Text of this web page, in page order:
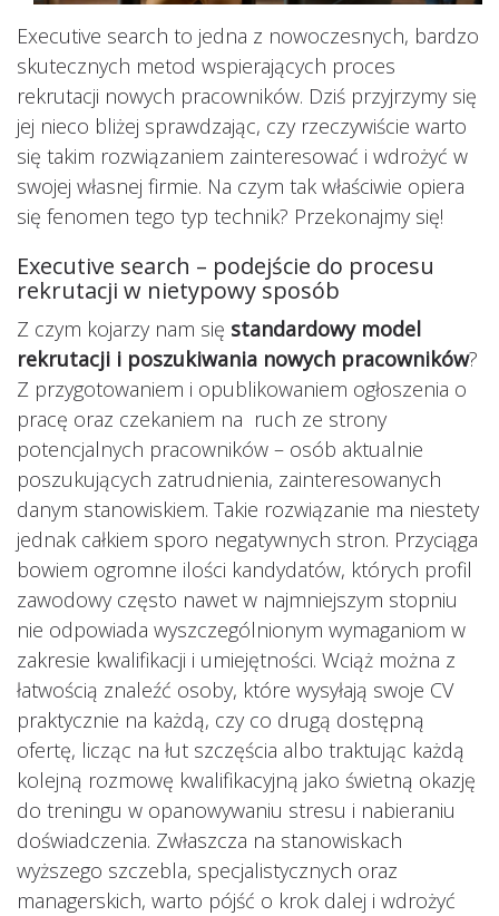
Executive search to jedna z nowoczesnych, bardzo
skutecznych metod wspierających proces
rekrutacji nowych pracowników. Dziś przyjrzymy się
jej nieco bliżej sprawdzając, czy rzeczywiście warto
się takim rozwiązaniem zainteresować i wdrożyć w
swojej własnej firmie. Na czym tak właściwie opiera
się fenomen tego typ technik? Przekonajmy się!
Executive search – podejście do procesu
rekrutacji w nietypowy sposób
Z czym kojarzy nam się standardowy model
rekrutacji i poszukiwania nowych pracowników?
Z przygotowaniem i opublikowaniem ogłoszenia o
pracę oraz czekaniem na ruch ze strony
potencjalnych pracowników – osób aktualnie
poszukujących zatrudnienia, zainteresowanych
danym stanowiskiem. Takie rozwiązanie ma niestety
jednak całkiem sporo negatywnych stron. Przyciąga
bowiem ogromne ilości kandydatów, których profil
zawodowy często nawet w najmniejszym stopniu
nie odpowiada wyszczególnionym wymaganiom w
zakresie kwalifikacji i umiejętności. Wciąż można z
łatwością znaleźć osoby, które wysyłają swoje CV
praktycznie na każdą, czy co drugą dostępną
ofertę, licząc na łut szczęścia albo traktując każdą
kolejną rozmowę kwalifikacyjną jako świetną okazję
do treningu w opanowywaniu stresu i nabieraniu
doświadczenia. Zwłaszcza na stanowiskach
wyższego szczebla, specjalistycznych oraz
managerskich, warto pójść o krok dalej i wdrożyć